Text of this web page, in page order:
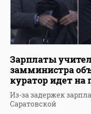
Зарплаты
замминистра
куратор идет
Из-за задержек
Саратовской